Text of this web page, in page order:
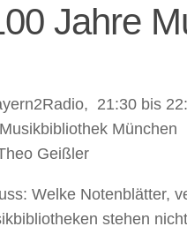
Jahre
21:30 bis
München
Geißler
Welke Notenblätter,
stehen